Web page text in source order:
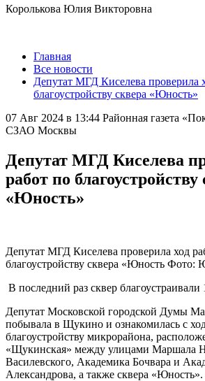
Королькова Юлия Викторовна
Главная
Все новости
Депутат МГД Киселева проверила
благоустройству сквера «Юность»
07 Авг 2024 в 13:44 Районная газета
СЗАО Москвы
Депутат МГД Киселева
работ по благоустройству
«Юность»
Депутат МГД Киселева проверила ход
благоустройству сквера «Юность Фото:
В последний раз сквер благоустраивали
Депутат Московской городской Думы
побывала в Щукино и ознакомилась с
благоустройству микрорайона,
«Щукинская» между улицами Маршала
Василевского, Академика Бочвара и
Александрова, а также сквера «Юность».